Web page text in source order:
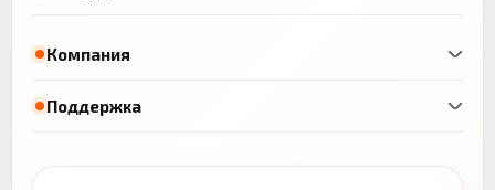
Компания
Поддержка